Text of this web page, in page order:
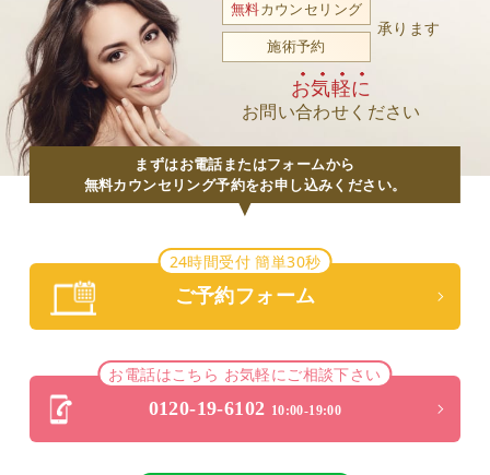
無料カウンセリング
施術予約
承ります
お気軽に
お問い合わせください
まずはお電話またはフォームから
無料カウンセリング予約をお申し込みください。
24時間受付 簡単30秒
ご予約フォーム
お電話はこちら お気軽にご相談下さい
0120-19-6102 10:00-19:00